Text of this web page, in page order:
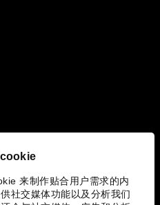
来制作贴合用户需求的内
社交媒体功能以及分析我们